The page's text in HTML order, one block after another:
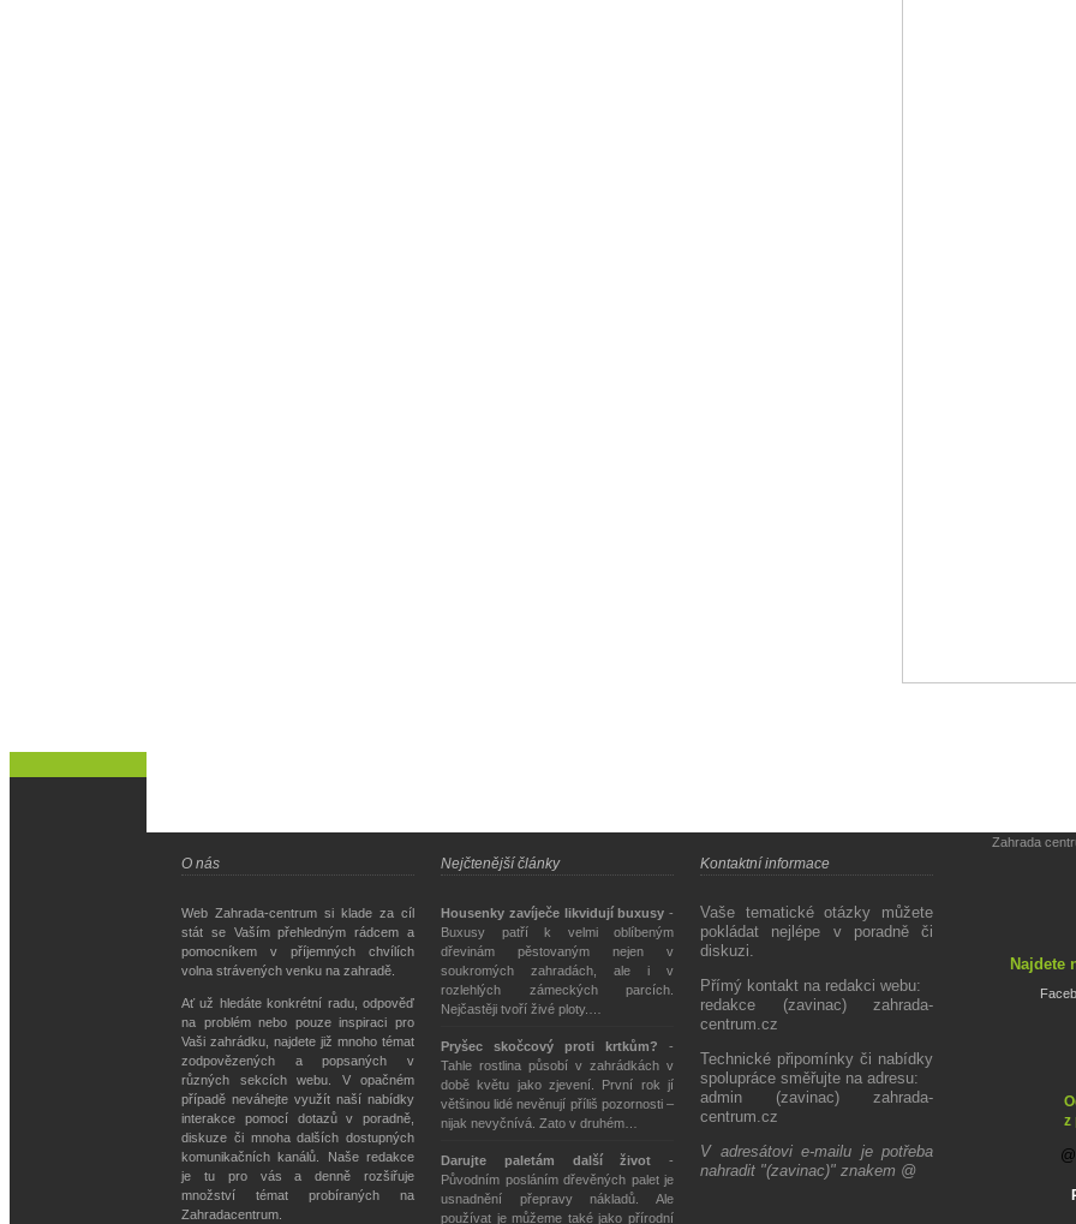
O nás
Web Zahrada-centrum si klade za cíl
stát se Vaším přehledným rádcem a
pomocníkem v příjemných chvílích
volna strávených venku na zahradě.
Ať už hledáte konkrétní radu, odpověď
na problém nebo pouze inspiraci pro
Vaši zahrádku, najdete již mnoho témat
zodpovězených a popsaných v
různých sekcích webu. V opačném
případě neváhejte využít naší nabídky
interakce pomocí dotazů v poradně,
diskuze či mnoha dalších dostupných
komunikačních kanálů. Naše redakce
je tu pro vás a denně rozšiřuje
množství témat probíraných na
Zahradacentrum.
Nejčtenější články
Housenky zavíječe likvidují buxusy -
Buxusy patří k velmi oblíbeným
dřevinám pěstovaným nejen v
soukromých zahradách, ale i v
rozlehlých zámeckých parcích.
Nejčastěji tvoří živé ploty.…
Pryšec skočcový proti krtkům? -
Tahle rostlina působí v zahrádkách v
době květu jako zjevení. První rok jí
většinou lidé nevěnují příliš pozornosti –
nijak nevyčnívá. Zato v druhém…
Darujte paletám další život -
Původním posláním dřevěných palet je
usnadnění přepravy nákladů. Ale
používat je můžeme také jako přírodní
Kontaktní informace
Vaše tematické otázky můžete
pokládat nejlépe v poradně či
diskuzi.
Přímý kontakt na redakci webu:
redakce (zavinac) zahrada-
centrum.cz
Technické připomínky či nabídky
spolupráce směřujte na adresu:
admin (zavinac) zahrada-
centrum.cz
V adresátovi e-mailu je potřeba
nahradit "(zavinac)" znakem @
Zahrada
Najdete
z